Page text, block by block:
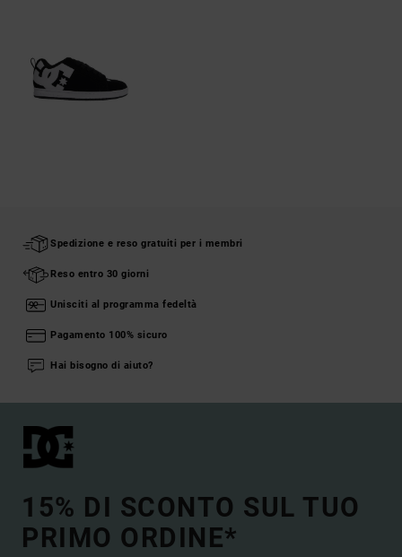
Spedizione e reso gratuiti per i membri
Reso entro 30 giorni
Unisciti al programma fedeltà
Pagamento 100% sicuro
Hai bisogno di aiuto?
15% DI SCONTO SUL TUO
PRIMO ORDINE*